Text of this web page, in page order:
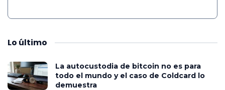
Lo último
La autocustodia de bitcoin no es para
todo el mundo y el caso de Coldcard lo
demuestra